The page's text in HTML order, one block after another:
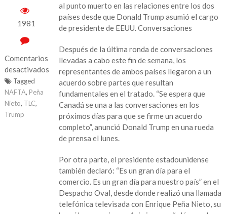
1981
Comentarios
desactivados
en
EEUU
y
México
al punto muerto en las relaciones entre los dos
países desde que Donald Trump asumió el cargo
de presidente de EEUU. Conversaciones
Después de la última ronda de conversaciones
llevadas a cabo este fin de semana, los
representantes de ambos países llegaron a un
acuerdo sobre partes que resultan
fundamentales en el tratado. “Se espera que
Canadá se una a las conversaciones en los
próximos días para que se firme un acuerdo
completo”, anunció Donald Trump en una rueda
de prensa el lunes.
Por otra parte, el presidente estadounidense
también declaró: “Es un gran día para el
comercio. Es un gran día para nuestro país” en el
Despacho Oval, desde donde realizó una llamada
telefónica televisada con Enrique Peña Nieto, su
Tagged
NAFTA, Peña
Nieto, TLC,
Trump